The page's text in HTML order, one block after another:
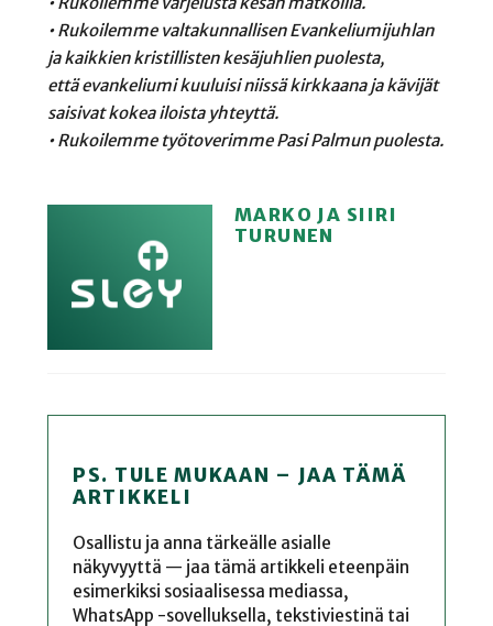
• Rukoilemme valtakunnallisen Evankeliumijuhlan
ja kaikkien kristillisten kesäjuhlien puolesta,
että evankeliumi kuuluisi niissä kirkkaana ja kävijät
saisivat kokea iloista yhteyttä.
• Rukoilemme työtoverimme Pasi Palmun puolesta.
MARKO JA SIIRI
TURUNEN
PS. TULE MUKAAN – JAA TÄMÄ
ARTIKKELI
Osallistu ja anna tärkeälle asialle
näkyvyyttä — jaa tämä artikkeli eteenpäin
esimerkiksi sosiaalisessa mediassa,
WhatsApp -sovelluksella, tekstiviestinä tai